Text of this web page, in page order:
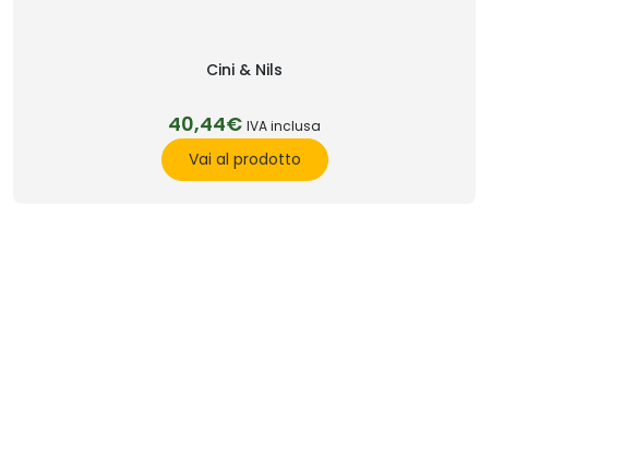
Cini & Nils
40,44€ IVA inclusa
Vai al prodotto